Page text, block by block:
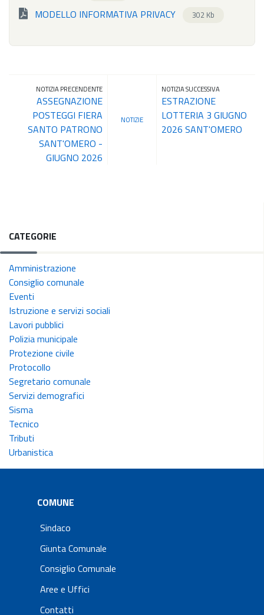
MODELLO INFORMATIVA PRIVACY 302 Kb
NOTIZIA PRECENDENTE
ASSEGNAZIONE
POSTEGGI FIERA
SANTO PATRONO
SANT'OMERO -
GIUGNO 2026
NOTIZIE
NOTIZIA SUCCESSIVA
ESTRAZIONE
LOTTERIA 3 GIUGNO
2026 SANT'OMERO
CATEGORIE
Amministrazione
Consiglio comunale
Eventi
Istruzione e servizi sociali
Lavori pubblici
Polizia municipale
Protezione civile
Protocollo
Segretario comunale
Servizi demografici
Sisma
Tecnico
Tributi
Urbanistica
COMUNE
Sindaco
Giunta Comunale
Consiglio Comunale
Aree e Uffici
Contatti